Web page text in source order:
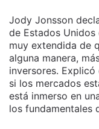
Jody Jonsson
de Estados
muy extendida de
alguna manera,
inversores.
si los mercados
está inmerso en
los fundamentales